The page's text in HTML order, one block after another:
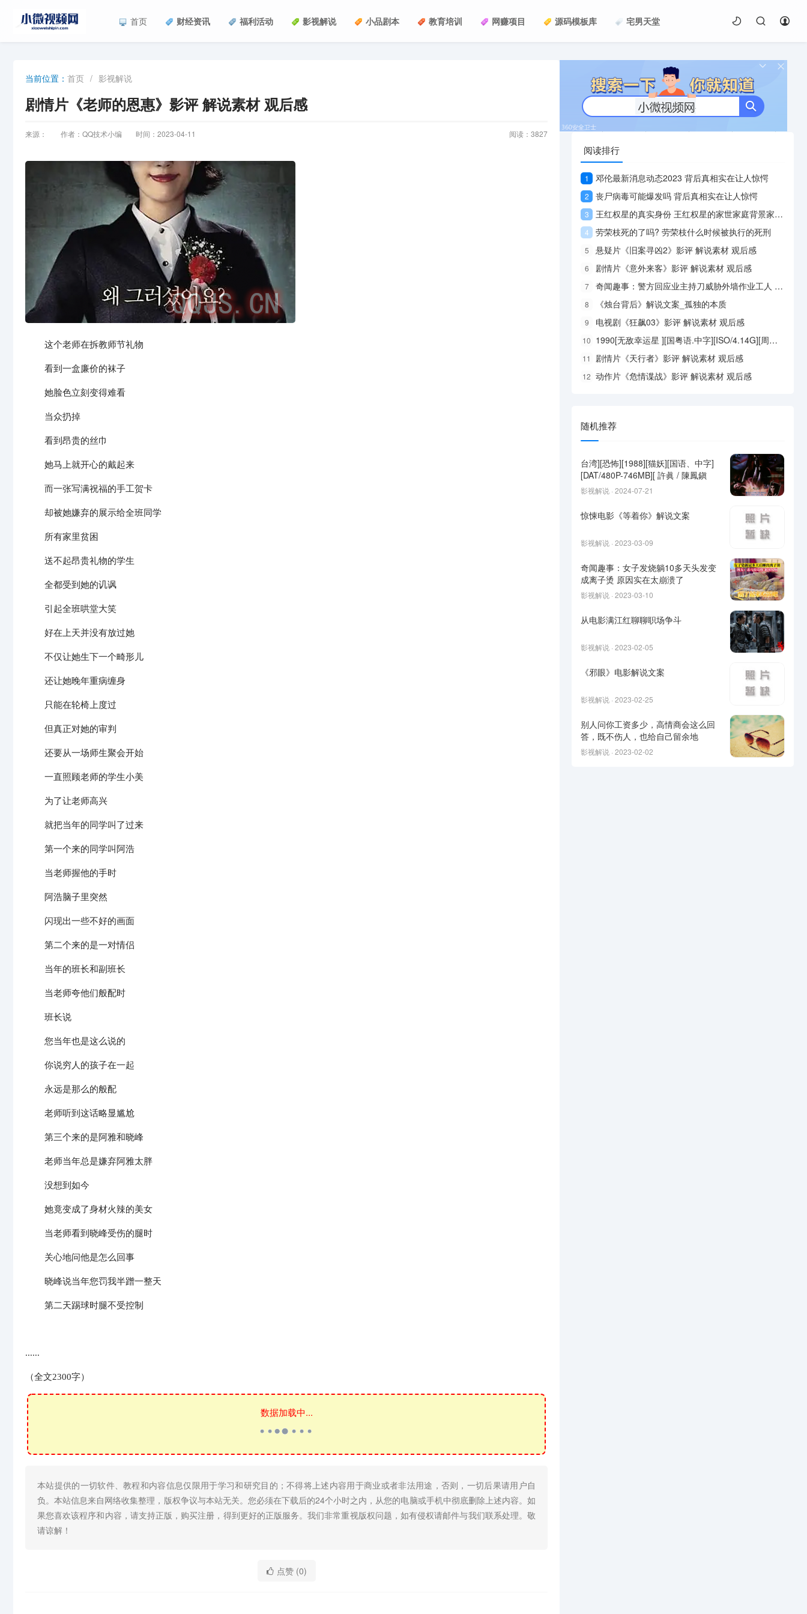
首页 财经资讯 福利活动 影视解说 小品剧本 教育培训 网赚项目 源码模板库 宅男天堂
当前位置： 首页 / 影视解说
剧情片《老师的恩惠》影评 解说素材 观后感
来源： 作者：QQ技术小编 时间：2023-04-11 阅读： 3827
这个老师在拆教师节礼物
看到一盒廉价的袜子
她脸色立刻变得难看
当众扔掉
看到昂贵的丝巾
她马上就开心的戴起来
而一张写满祝福的手工贺卡
却被她嫌弃的展示给全班同学
所有家里贫困
送不起昂贵礼物的学生
全都受到她的讥讽
引起全班哄堂大笑
好在上天并没有放过她
不仅让她生下一个畸形儿
还让她晚年重病缠身
只能在轮椅上度过
但真正对她的审判
还要从一场师生聚会开始
一直照顾老师的学生小美
为了让老师高兴
就把当年的同学叫了过来
第一个来的同学叫阿浩
当老师握他的手时
阿浩脑子里突然
闪现出一些不好的画面
第二个来的是一对情侣
当年的班长和副班长
当老师夸他们般配时
班长说
您当年也是这么说的
你说穷人的孩子在一起
永远是那么的般配
老师听到这话略显尴尬
第三个来的是阿雅和晓峰
老师当年总是嫌弃阿雅太胖
没想到如今
她竟变成了身材火辣的美女
当老师看到晓峰受伤的腿时
关心地问他是怎么回事
晓峰说当年您罚我半蹭一整天
第二天踢球时腿不受控制
......
（全文2300字）
数据加载中...
本站提供的一切软件、教程和内容信息仅限用于学习和研究目的；不得将上述内容用于商业或者非法用途，否则，一切后果请用户自
负。本站信息来自网络收集整理，版权争议与本站无关。您必须在下载后的24个小时之内，从您的电脑或手机中彻底删除上述内容。如
果您喜欢该程序和内容，请支持正版，购买注册，得到更好的正版服务。我们非常重视版权问题，如有侵权请邮件与我们联系处理。敬
请谅解！
点赞 (0)
阅读排行
1 邓伦最新消息动态2023 背后真相实在让人惊愕
2 丧尸病毒可能爆发吗 背后真相实在让人惊愕
3 王红权星的真实身份 王红权星的家世家庭背景家境曝光
4 劳荣枝死的了吗? 劳荣枝什么时候被执行的死刑
5 悬疑片《旧案寻凶2》影评 解说素材 观后感
6 剧情片《意外来客》影评 解说素材 观后感
7 奇闻趣事：警方回应业主持刀威胁外墙作业工人 内幕曝光简直太意外了
8 《烛台背后》解说文案_孤独的本质
9 电视剧《狂飙03》影评 解说素材 观后感
10 1990[无敌幸运星 ][国粤语.中字][ISO/4.14G][周星驰 / 吴君如
11 剧情片《天行者》影评 解说素材 观后感
12 动作片《危情谍战》影评 解说素材 观后感
随机推荐
台湾][恐怖][1988][猫妖][国语、中字]
[DAT/480P-746MB][ 許眞 / 陳鳳鎭
影视解说 · 2024-07-21
惊悚电影《等着你》解说文案
影视解说 · 2023-03-09
奇闻趣事：女子发烧躺10多天头发变
成离子烫 原因实在太崩溃了
影视解说 · 2023-03-10
从电影满江红聊聊职场争斗
影视解说 · 2023-02-05
《邪眼》电影解说文案
影视解说 · 2023-02-25
别人问你工资多少，高情商会这么回
答，既不伤人，也给自己留余地
影视解说 · 2023-02-02